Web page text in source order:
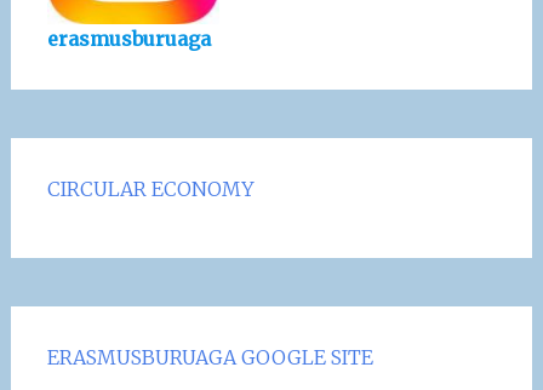
erasmusburuaga
CIRCULAR ECONOMY
ERASMUSBURUAGA GOOGLE SITE